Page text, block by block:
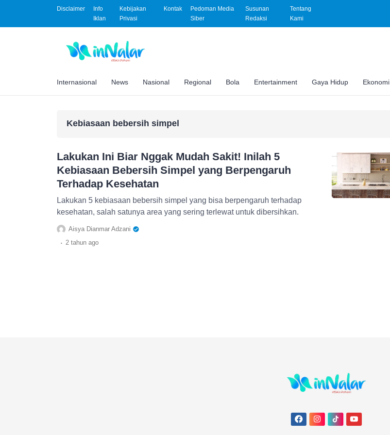
Disclaimer
Info
Iklan
Kebijakan
Privasi
Kontak
Pedoman Media
Siber
Susunan
Redaksi
Tentang
Kami
Internasional News Nasional Regional Bola Entertainment Gaya Hidup Ekonomi
Kebiasaan bebersih simpel
Lakukan Ini Biar Nggak Mudah Sakit! Inilah 5
Kebiasaan Bebersih Simpel yang Berpengaruh
Terhadap Kesehatan
Lakukan 5 kebiasaan bebersih simpel yang bisa berpengaruh terhadap
kesehatan, salah satunya area yang sering terlewat untuk dibersihkan.
Aisya Dianmar Adzani
. 2 tahun ago